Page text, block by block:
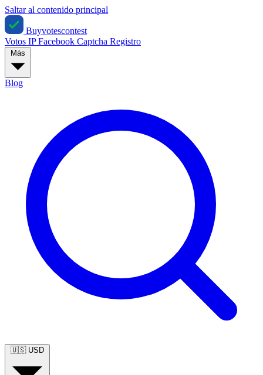
Saltar al contenido principal
Buyvotescontest
Votos IPFacebook Captcha Registro
Blog
🇺🇸 USD